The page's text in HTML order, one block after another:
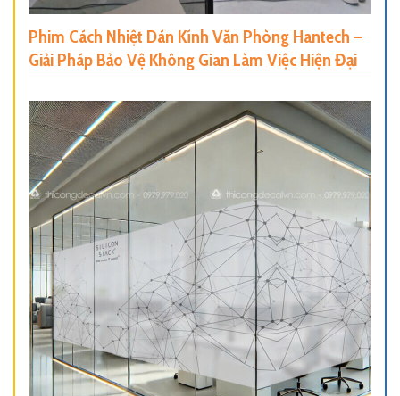
Phim Cách Nhiệt Dán Kính Văn Phòng Hantech –
Giải Pháp Bảo Vệ Không Gian Làm Việc Hiện Đại